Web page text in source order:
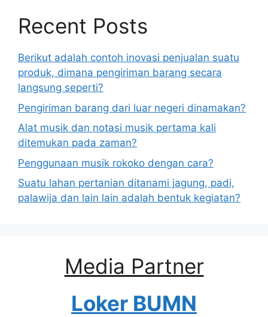
Recent Posts
Berikut adalah contoh inovasi penjualan suatu
produk, dimana pengiriman barang secara
langsung seperti?
Pengiriman barang dari luar negeri dinamakan?
Alat musik dan notasi musik pertama kali
ditemukan pada zaman?
Penggunaan musik rokoko dengan cara?
Suatu lahan pertanian ditanami jagung, padi,
palawija dan lain lain adalah bentuk kegiatan?
Media Partner
Loker BUMN